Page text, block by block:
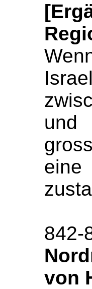
und
842-
von